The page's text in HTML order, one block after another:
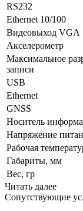
RS232
Ethernet 10/100
Видеовыход VGA
Акселерометр
Максимальное
записи
USB
Ethernet
GNSS
Носитель
Напряжение
Рабочая
Габариты, мм
Вес, гр
Читать далее
Сопутствующие